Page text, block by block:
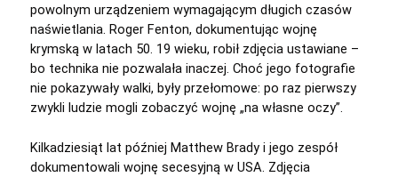
powolnym urządzeniem wymagającym długich czasów
naświetlania. Roger Fenton, dokumentując wojnę
krymską w latach 50. 19 wieku, robił zdjęcia ustawiane –
bo technika nie pozwalała inaczej. Choć jego fotografie
nie pokazywały walki, były przełomowe: po raz pierwszy
zwykli ludzie mogli zobaczyć wojnę „na własne oczy”.
Kilkadziesiąt lat później Matthew Brady i jego zespół
dokumentowali wojnę secesyjną w USA. Zdjęcia